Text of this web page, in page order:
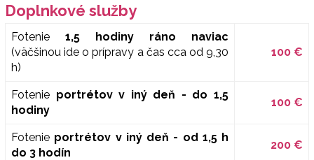
Doplnkové služby
Fotenie 1,5 hodiny ráno naviac
(väčšinou ide o prípravy a čas cca od 9,30
h)
100 €
Fotenie portrétov v iný deň - do 1,5
hodiny
100 €
Fotenie portrétov v iný deň - od 1,5 h
do 3 hodín
200 €